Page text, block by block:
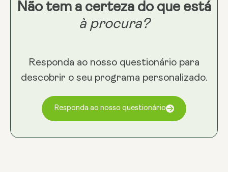
Não tem a certeza do que está
à procura?
Responda ao nosso questionário para
descobrir o seu programa personalizado.
Responda ao nosso questionário